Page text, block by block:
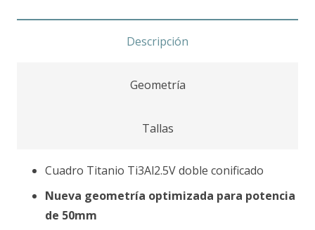
Descripción
Geometría
Tallas
Cuadro Titanio Ti3Al2.5V doble conificado
Nueva geometría optimizada para potencia
de 50mm